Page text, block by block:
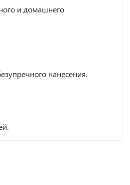
и домашнего
нанесения.